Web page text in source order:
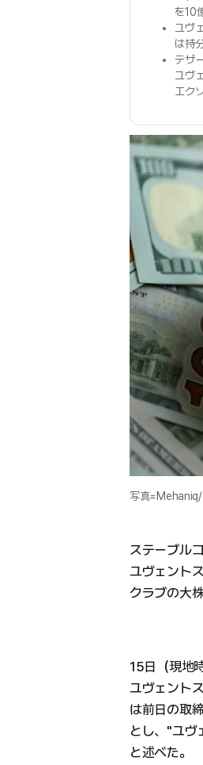
を10
ユヴ
は持
テザ
ユヴ
エク
写真=Mehaniq/
ステーブル
ユヴェント
クラブの大
15日（現地
ユヴェント
は前日の取
とし、"ユヴ
と述べた。